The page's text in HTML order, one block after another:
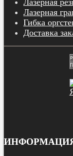
Лазерная
Гибка
Доставка